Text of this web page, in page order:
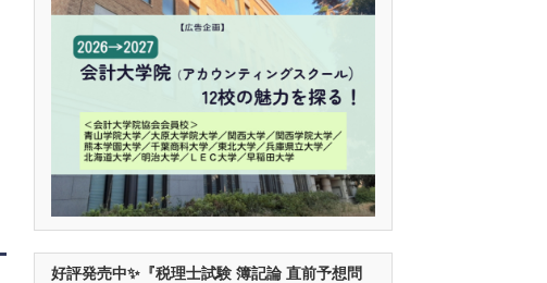
好評発売中✨『税理士試験 簿記論 直前予想問